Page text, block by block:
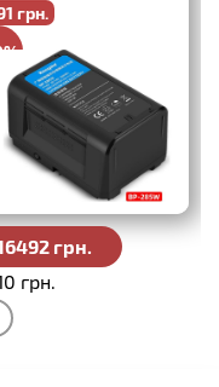
грн.
грн.
грн.
грн.